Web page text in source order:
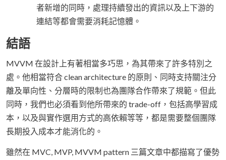
者新增的同時，處理持續發出的資訊以及上下游的
連結等都會需要消耗記憶體。
結語
MVVM 在設計上有著相當多巧思，為其帶來了許多特別之
處。他相當符合 clean architecture 的原則、同時支持關注分
離及單向性、分層時的限制也為團隊合作帶來了規範。但此
同時，我們也必須看到他所帶來的 trade-off，包括高學習成
本，以及與實作選用方式的高依賴等等，都是需要整個團隊
長期投入成本才能消化的。
雖然在 MVC, MVP, MVVM pattern 三篇文章中都描寫了優勢